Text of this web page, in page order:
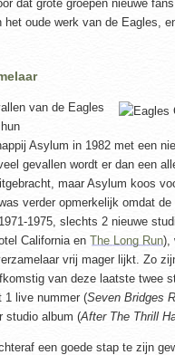
dat grote groepen nieuwe
het oude werk van de Eagles,
van de Eagles
Asylum in 1982 met een
gevallen wordt er dan een
maar Asylum koos
verder opmerkelijk omdat
1975, slechts 2 nieuwe
California en The Long Run),
vrij mager lijkt. Zo
van deze laatste twee
1 live nummer (Seven Bridges
studio album (After The Thrill
een goede stap te zijn